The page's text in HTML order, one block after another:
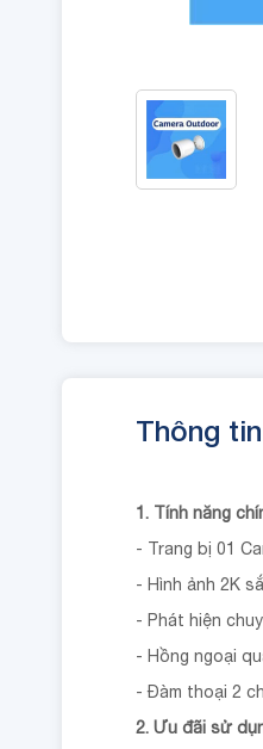
Thông
1. Tính năng
- Trang bị 01
- Hình ảnh 2K
- Phát hiện
- Hồng ngoại
- Đàm thoại 2
2. Ưu đãi sử